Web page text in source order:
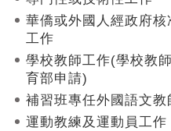
機
申
請
華僑或外國人經政府
工作
學校教師工作(學校教
育部申請)
補習班專任外國語文教
運動教練及運動員工作